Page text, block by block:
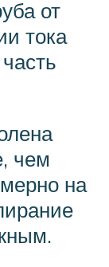
от
тока
чем
на